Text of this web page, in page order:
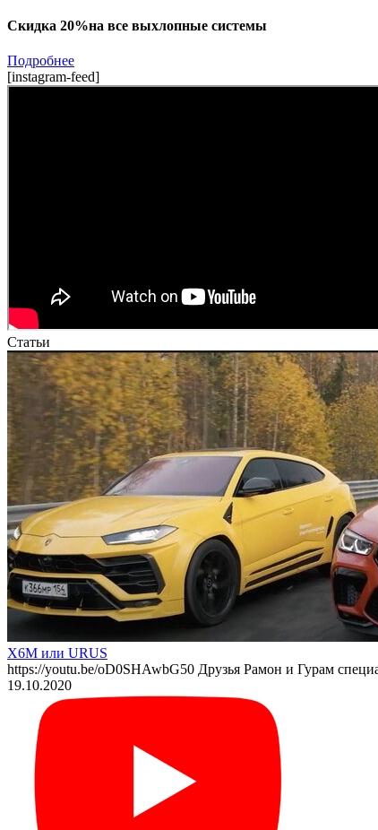
Скидка 20%на все выхлопные системы
Подробнее
[instagram-feed]
Статьи
X6M или URUS
https://youtu.be/oD0SHAwbG50 Друзья Рамон и Гурам
19.10.2020